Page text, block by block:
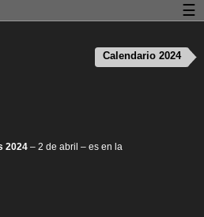
2024– 2 de abril – es en la
Calendario 2024
☰